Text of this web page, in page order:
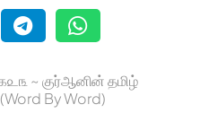
~ குர்ஆனின் தமிழ்
By Word)